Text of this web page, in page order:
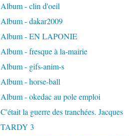
Album - clin d'oeil
Album - dakar2009
Album - EN LAPONIE
Album - fresque à la-mairie
Album - gifs-anim-s
Album - horse-ball
Album - okedac au pole emploi
C'était la guerre des tranchées. Jacques
TARDY 3